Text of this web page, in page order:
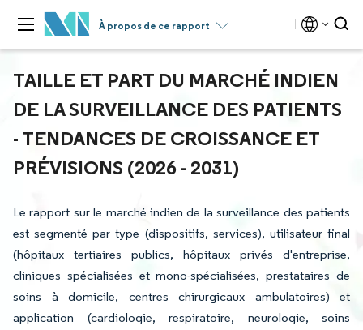
À propos de ce rapport
TAILLE ET PART DU MARCHÉ INDIEN
DE LA SURVEILLANCE DES PATIENTS
- TENDANCES DE CROISSANCE ET
PRÉVISIONS (2026 - 2031)
Le rapport sur le marché indien de la surveillance des patients
est segmenté par type (dispositifs, services), utilisateur final
(hôpitaux tertiaires publics, hôpitaux privés d'entreprise,
cliniques spécialisées et mono-spécialisées, prestataires de
soins à domicile, centres chirurgicaux ambulatoires) et
application (cardiologie, respiratoire, neurologie, soins